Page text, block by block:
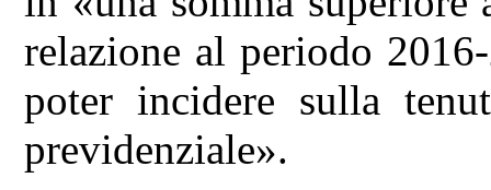
relazione al periodo
poter incidere sulla
previdenziale».